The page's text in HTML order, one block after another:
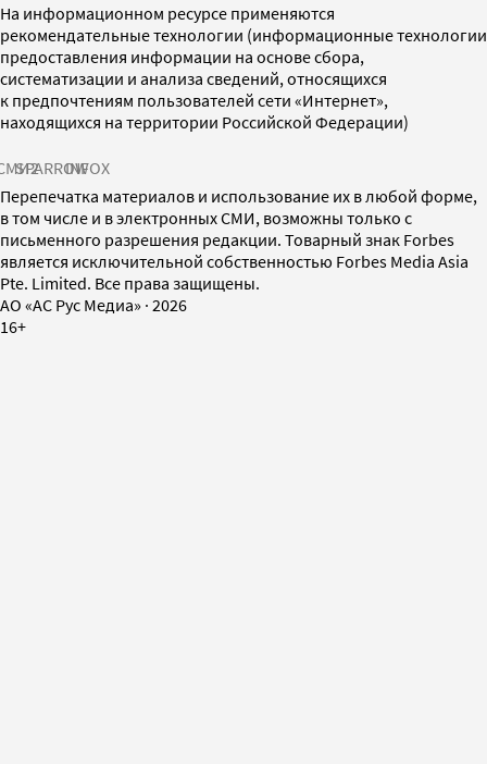
На информационном ресурсе применяются
рекомендательные технологии (информационные технологии
предоставления информации на основе сбора,
систематизации и анализа сведений, относящихся
к предпочтениям пользователей сети «Интернет»,
находящихся на территории Российской Федерации)
SPARROWINFOX
Перепечатка материалов и использование их в любой форме,
в том числе и в электронных СМИ, возможны только с
письменного разрешения редакции. Товарный знак Forbes
является исключительной собственностью Forbes Media Asia
Pte. Limited. Все права защищены.
AO «АС Рус Медиа» · 2026
16+